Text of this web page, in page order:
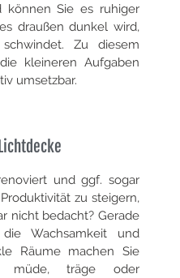
können Sie es ruhiger
draußen dunkel wird,
Zu diesem
kleineren Aufgaben
umsetzbar.
und ggf. sogar
zu steigern,
nicht bedacht? Gerade
Wachsamkeit und
Räume machen Sie
müde, träge oder